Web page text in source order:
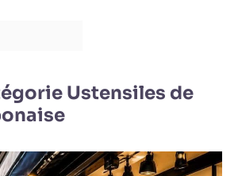
Ustensiles de